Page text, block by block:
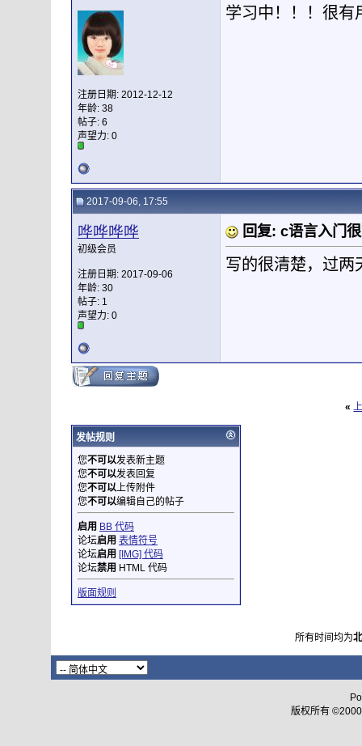
注册日期: 2012-12-12
年龄: 38
帖子: 6
声望力: 0
学习中！！！很有
2017-09-06, 17:55
哗哗哗哗
初级会员
注册日期: 2017-09-06
年龄: 30
帖子: 1
声望力: 0
回复: c语言入门
写的很清楚，过两
«
发帖规则
您不可以发表新主题
您不可以发表回复
您不可以上传附件
您不可以编辑自己的帖子
启用 BB 代码
论坛启用 表情符号
论坛启用 [IMG] 代码
论坛禁用 HTML 代码
版面规则
所有时间均为
版权所有